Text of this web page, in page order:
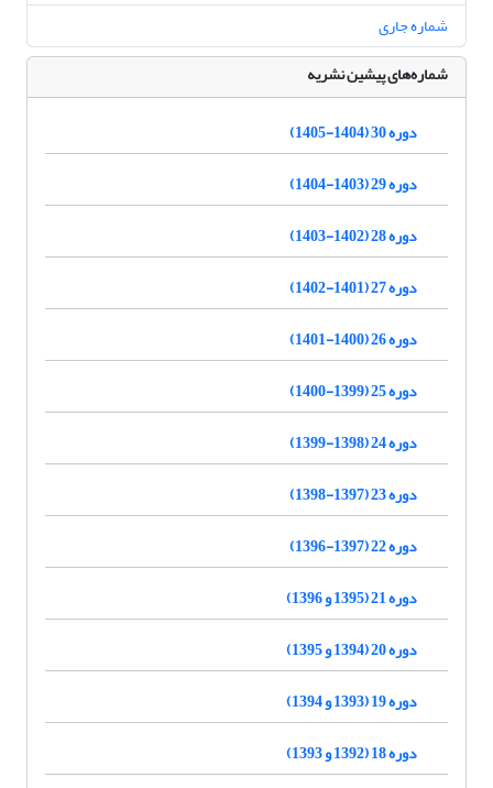
شماره جاری
شماره‌های پیشین نشریه
دوره 30 (1404-1405)
دوره 29 (1403-1404)
دوره 28 (1402-1403)
دوره 27 (1401-1402)
دوره 26 (1400-1401)
دوره 25 (1399-1400)
دوره 24 (1398-1399)
دوره 23 (1397-1398)
دوره 22 (1397-1396)
دوره 21 (1395 و 1396)
دوره 20 (1394 و 1395)
دوره 19 (1393 و 1394)
دوره 18 (1392 و 1393)